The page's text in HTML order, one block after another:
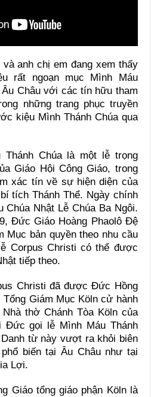
anh chị em đang xem thấy
rất ngoạn mục Mình Máu
Châu với các tín hữu tham
những trang phục truyền
kiệu Mình Thánh Chúa qua
Chúa là một lễ trọng
Giáo Hội Công Giáo, trong
xác tín về sự hiện diện của
tích Thánh Thể. Ngày chính
Chúa Nhật Lễ Chúa Ba Ngôi.
Đức Giáo Hoàng Phaolô Đệ
Mục bản quyền theo nhu cầu
Corpus Christi có thể được
tiếp theo.
Christi đã được Đức Hồng
Giám Mục Köln cử hành
thờ Chánh Tòa Köln của
Đức gọi lễ Mình Máu Thánh
từ này vượt ra khỏi biên
biến tại Âu Châu như tại
Lợi.
Giáo tổng giáo phận Köln là